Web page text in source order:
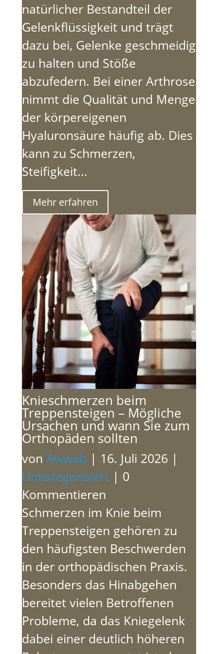
natürlicher Bestandteil der
Gelenkflüssigkeit und trägt
dazu bei, Gelenke geschmeidig
zu halten und Stöße
abzufedern. Bei einer Arthrose
nimmt die Qualität und Menge
der körpereigenen
Hyaluronsäure häufig ab. Dies
kann zu Schmerzen,
Steifigkeit...
Mehr erfahren
Knieschmerzen beim
Treppensteigen – Mögliche
Ursachen und wann Sie zum
Orthopäden sollten
von Awwab | 16. Juli 2026 |
Unkategorisiert| 0
Kommentieren
Schmerzen im Knie beim
Treppensteigen gehören zu
den häufigsten Beschwerden
in der orthopädischen Praxis.
Besonders das Hinabgehen
bereitet vielen Betroffenen
Probleme, da das Kniegelenk
dabei einer deutlich höheren